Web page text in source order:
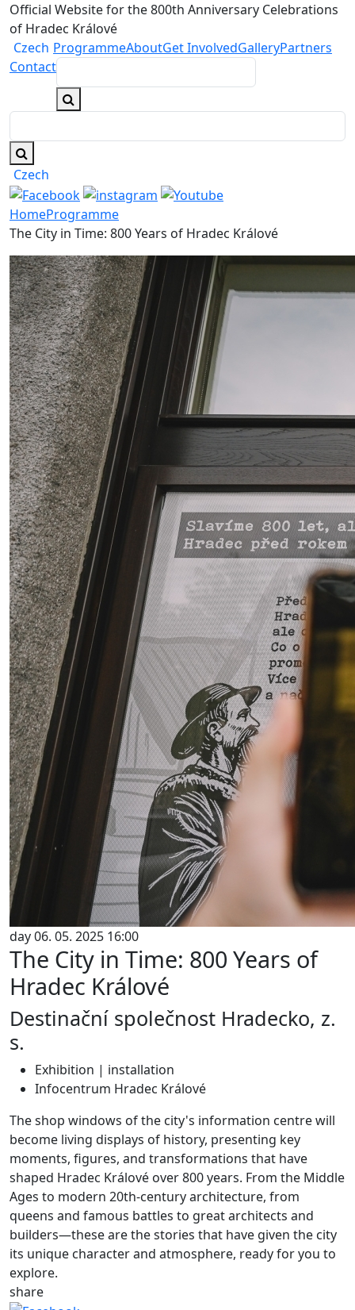
Official Website for the 800th Anniversary Celebrations
of Hradec Králové
Czech ProgrammeAboutGet InvolvedGalleryPartners
Contact
Czech
HomeProgramme
The City in Time: 800 Years of Hradec Králové
day 06. 05. 2025 16:00
The City in Time: 800 Years of
Hradec Králové
Destinační společnost Hradecko, z.
s.
Exhibition | installation
Infocentrum Hradec Králové
The shop windows of the city's information centre will
become living displays of history, presenting key
moments, figures, and transformations that have
shaped Hradec Králové over 800 years. From the Middle
Ages to modern 20th-century architecture, from
queens and famous battles to great architects and
builders—these are the stories that have given the city
its unique character and atmosphere, ready for you to
explore.
share